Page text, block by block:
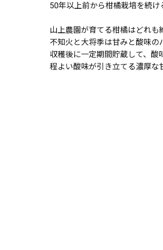
50年以上前から柑橘栽培を続
山上農園が育てる柑橘はどれも
不知火と大将季は甘みと酸味の
収穫後に一定期間貯蔵して、酸
程よい酸味が引き立てる濃厚な